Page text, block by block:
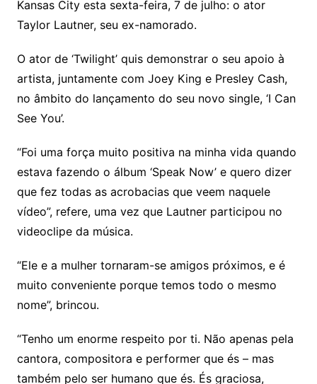
Kansas City esta sexta-feira, 7 de julho: o ator
Taylor Lautner, seu ex-namorado.
O ator de ‘Twilight’ quis demonstrar o seu apoio à
artista, juntamente com Joey King e Presley Cash,
no âmbito do lançamento do seu novo single, ‘I Can
See You’.
“Foi uma força muito positiva na minha vida quando
estava fazendo o álbum ‘Speak Now’ e quero dizer
que fez todas as acrobacias que veem naquele
vídeo”, refere, uma vez que Lautner participou no
videoclipe da música.
“Ele e a mulher tornaram-se amigos próximos, e é
muito conveniente porque temos todo o mesmo
nome”, brincou.
“Tenho um enorme respeito por ti. Não apenas pela
cantora, compositora e performer que és – mas
também pelo ser humano que és. És graciosa,